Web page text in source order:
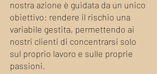
nostra azione è guidata da un unico
obiettivo: rendere il rischio una
variabile gestita, permettendo ai
nostri clienti di concentrarsi solo
sul proprio lavoro e sulle proprie
passioni.